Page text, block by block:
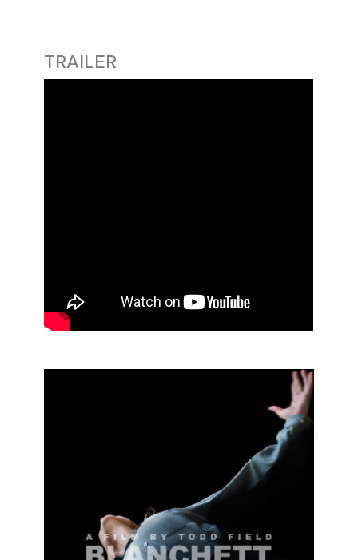
TRAILER